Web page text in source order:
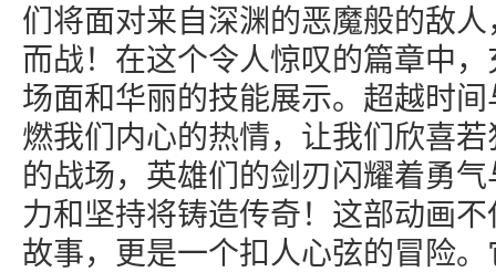
们将面对来自深渊的恶魔般的敌
而战！在这个令人惊叹的篇章中
场面和华丽的技能展示。超越时
燃我们内心的热情，让我们欣喜
的战场，英雄们的剑刃闪耀着勇
力和坚持将铸造传奇！这部动画
故事，更是一个扣人心弦的冒险